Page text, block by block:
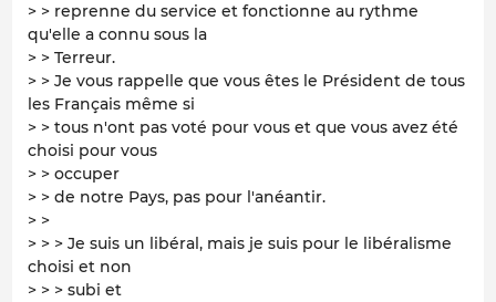
> > reprenne du service et fonctionne au rythme
qu'elle a connu sous la
> > Terreur.
> > Je vous rappelle que vous êtes le Président de tous
les Français même si
> > tous n'ont pas voté pour vous et que vous avez été
choisi pour vous
> > occuper
> > de notre Pays, pas pour l'anéantir.
> >
> > > Je suis un libéral, mais je suis pour le libéralisme
choisi et non
> > > subi et